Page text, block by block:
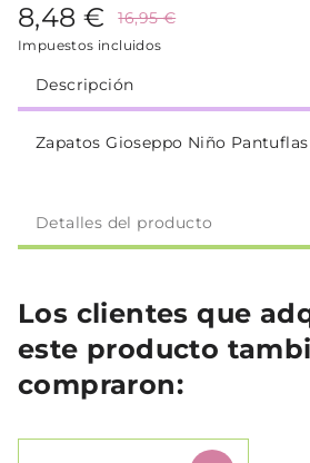
8,48 € 16,95 €
Impuestos incluidos
Descripción
Zapatos Gioseppo Niño
Detalles del producto
Los clientes que
este producto
compraron: